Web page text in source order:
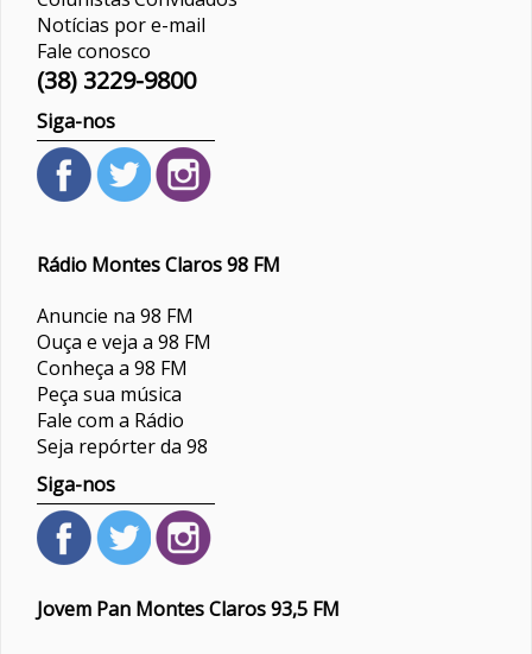
Notícias por e-mail
Fale conosco
(38) 3229-9800
Siga-nos
Rádio Montes Claros 98 FM
Anuncie na 98 FM
Ouça e veja a 98 FM
Conheça a 98 FM
Peça sua música
Fale com a Rádio
Seja repórter da 98
Siga-nos
Jovem Pan Montes Claros 93,5 FM